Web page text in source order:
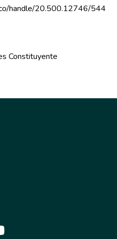
handle/20.500.12746/544
Constituyente